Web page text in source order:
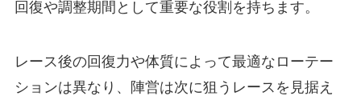
回復や調整期間として重要な役割を持ちます。
レース後の回復力や体質によって最適なローテー
ションは異なり、陣営は次に狙うレースを見据え